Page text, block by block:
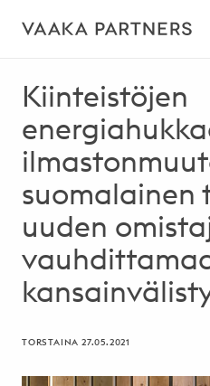
Kiinteistöjen
suomalainen
uuden
TORSTAINA 27.05.2021